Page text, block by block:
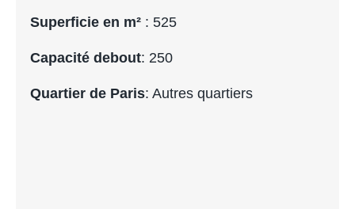
Superficie en m² : 525
Capacité debout: 250
Quartier de Paris: Autres quartiers